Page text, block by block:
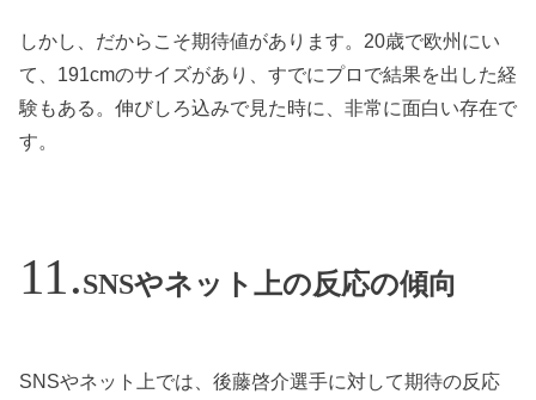
しかし、だからこそ期待値があります。20歳で欧州にい
て、191cmのサイズがあり、すでにプロで結果を出した経
験もある。伸びしろ込みで見た時に、非常に面白い存在で
す。
SNSやネット上の反応の傾向
SNSやネット上では、後藤啓介選手に対して期待の反応